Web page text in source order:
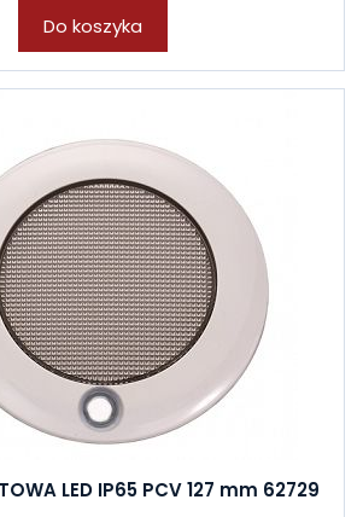
Do koszyka
LED IP65 PCV 127 mm 62729